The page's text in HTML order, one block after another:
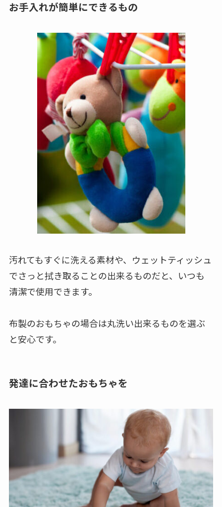
布製のおもちゃを選ぶようにしましょう。
細かいパーツが付いているものや、尖っているおも
ちゃも、赤ちゃんが怪我してしまうので避けるよう
にしましょう。
お手入れが簡単にできるもの
でさっと拭き取ることの出来るものだと、いつも
布製のおもちゃの場合は丸洗い出来るものを選ぶ
と安心です。
発達に合わせたおもちゃを